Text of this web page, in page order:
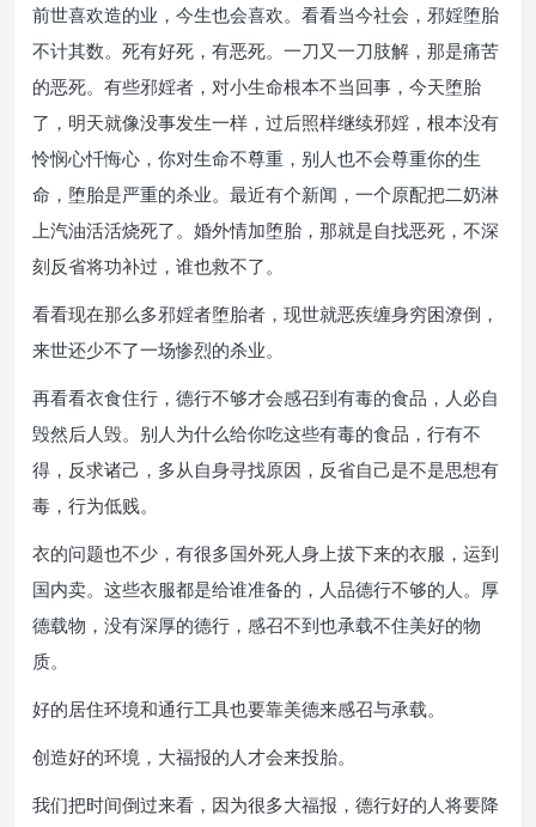
前世喜欢造的业，今生也会喜欢。看看当今社会，邪婬堕胎
不计其数。死有好死，有恶死。一刀又一刀肢解，那是痛苦
的恶死。有些邪婬者，对小生命根本不当回事，今天堕胎
了，明天就像没事发生一样，过后照样继续邪婬，根本没有
怜悯心忏悔心，你对生命不尊重，别人也不会尊重你的生
命，堕胎是严重的杀业。最近有个新闻，一个原配把二奶淋
上汽油活活烧死了。婚外情加堕胎，那就是自找恶死，不深
刻反省将功补过，谁也救不了。
看看现在那么多邪婬者堕胎者，现世就恶疾缠身穷困潦倒，
来世还少不了一场惨烈的杀业。
再看看衣食住行，德行不够才会感召到有毒的食品，人必自
毁然后人毁。别人为什么给你吃这些有毒的食品，行有不
得，反求诸己，多从自身寻找原因，反省自己是不是思想有
毒，行为低贱。
衣的问题也不少，有很多国外死人身上拔下来的衣服，运到
国内卖。这些衣服都是给谁准备的，人品德行不够的人。厚
德载物，没有深厚的德行，感召不到也承载不住美好的物
质。
好的居住环境和通行工具也要靠美德来感召与承载。
创造好的环境，大福报的人才会来投胎。
我们把时间倒过来看，因为很多大福报，德行好的人将要降